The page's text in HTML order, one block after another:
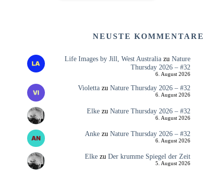
NEUSTE KOMMENTARE
Life Images by Jill, West Australiazu Nature
Thursday 2026 – #32
6. August 2026
Violettazu Nature Thursday 2026 – #32
6. August 2026
Elkezu Nature Thursday 2026 – #32
6. August 2026
Ankezu Nature Thursday 2026 – #32
6. August 2026
Elkezu Der krumme Spiegel der Zeit
5. August 2026